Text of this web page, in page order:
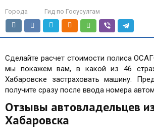
Города Гид по Госусулгам
Сделайте расчет стоимости полиса
мы покажем вам, в какой из 46
Хабаровске застраховать машину.
получите сразу после ввода номера
Отзывы автовладельцев
Хабаровска